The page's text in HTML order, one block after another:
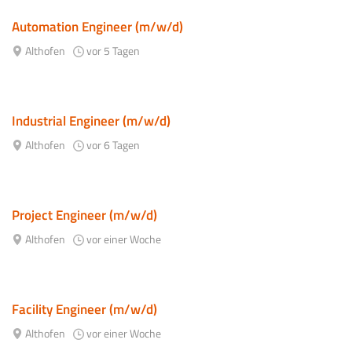
Automation Engineer (m/w/d)
Althofen vor 5 Tagen
Industrial Engineer (m/w/d)
Althofen vor 6 Tagen
Project Engineer (m/w/d)
Althofen vor einer Woche
Facility Engineer (m/w/d)
Althofen vor einer Woche